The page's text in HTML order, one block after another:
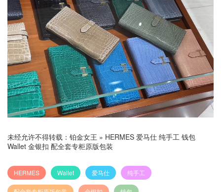
未经允许不得转载： 铂金女王 » HERMES 爱马仕 纯手工 钱包
Wallet 金银扣 配全套专柜原版包装
HERMES Wallet 爱马仕 纯手工